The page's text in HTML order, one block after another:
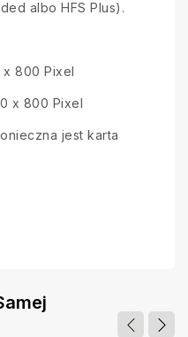
albo HFS Plus).
x 800 Pixel
x 800 Pixel
jest karta